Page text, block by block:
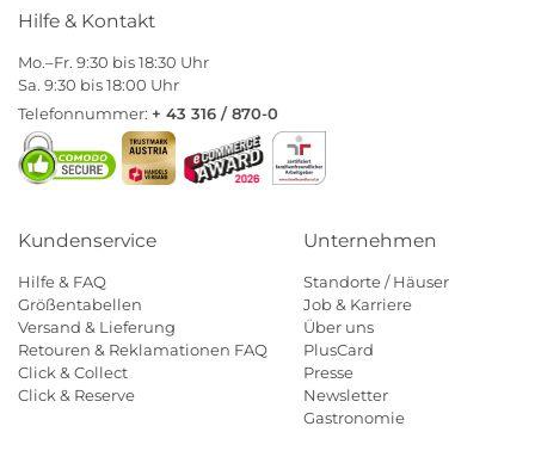
Hilfe & Kontakt
Mo.–Fr. 9:30 bis 18:30 Uhr
Sa. 9:30 bis 18:00 Uhr
Telefonnummer: + 43 316 / 870-0
Kundenservice
Hilfe & FAQ
Größentabellen
Versand & Lieferung
Retouren & Reklamationen FAQ
Click & Collect
Click & Reserve
Unternehmen
Standorte / Häuser
Job & Karriere
Über uns
PlusCard
Presse
Newsletter
Gastronomie